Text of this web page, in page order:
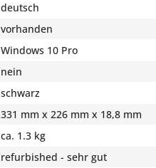
deutsch
vorhanden
Windows 10 Pro
nein
schwarz
331 mm x 226 mm x 18,8 mm
ca. 1.3 kg
refurbished - sehr gut